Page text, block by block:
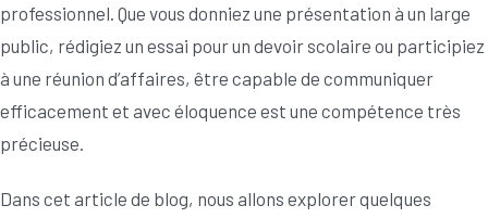
professionnel. Que vous donniez une présentation à un large
public, rédigiez un essai pour un devoir scolaire ou participiez
à une réunion d’affaires, être capable de communiquer
efficacement et avec éloquence est une compétence très
précieuse.
Dans cet article de blog, nous allons explorer quelques